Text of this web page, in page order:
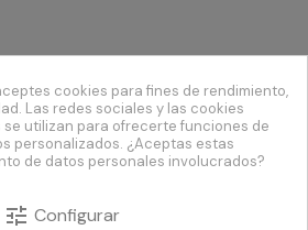
cookies para fines de rendimiento,
Las redes sociales y las cookies
utilizan para ofrecerte funciones de
personalizados. ¿Aceptas estas
de datos personales involucrados?
tune Configurar